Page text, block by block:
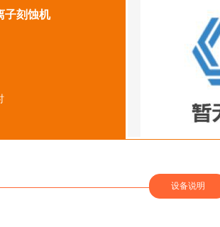
子刻蚀机
设备说明